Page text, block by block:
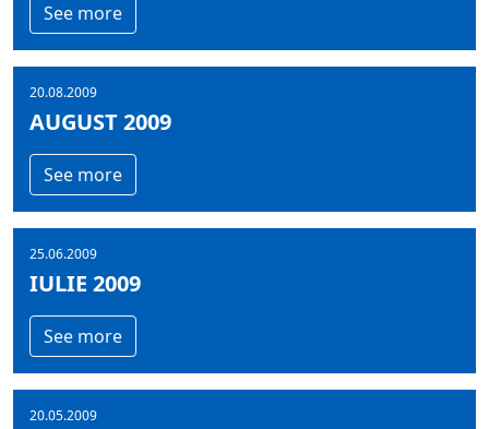
See more
20.08.2009
AUGUST 2009
See more
25.06.2009
IULIE 2009
See more
20.05.2009